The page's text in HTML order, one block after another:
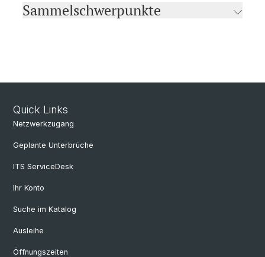
Sammelschwerpunkte
Quick Links
Netzwerkzugang
Geplante Unterbrüche
ITS ServiceDesk
Ihr Konto
Suche im Katalog
Ausleihe
Öffnungszeiten